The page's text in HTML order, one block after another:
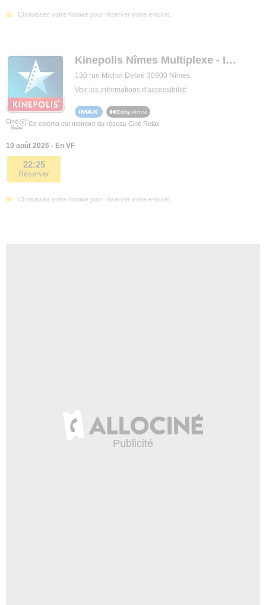
Choisissez votre horaire pour réserver votre e-ticket.
Kinepolis Nîmes Multiplexe - IMAX
130 rue Michel Debré 30900 Nîmes
Voir les informations d'accessibilité
Ce cinéma est membre du réseau Ciné Relax
10 août 2026 - En VF
22:25
Réserver
Choisissez votre horaire pour réserver votre e-ticket.